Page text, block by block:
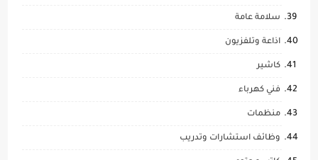
سلامة عامة
اذاعة وتلفزيون
كاشير
فني كهرباء
منظمات
وظائف استشارات وتدريب